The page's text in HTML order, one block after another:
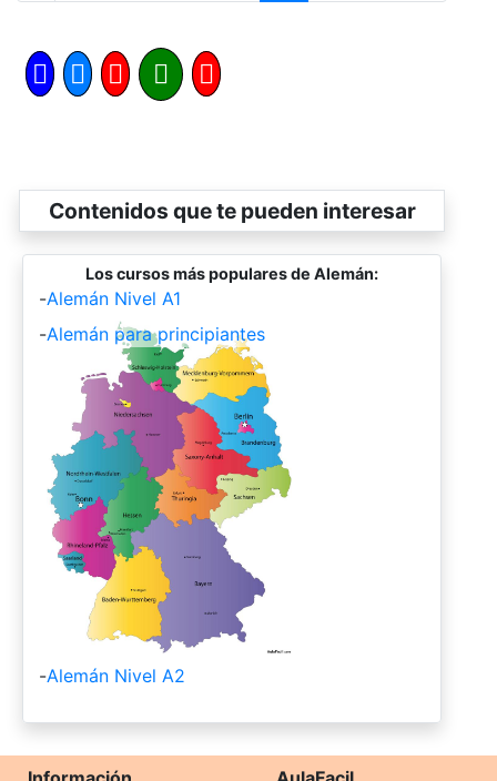
Contenidos que te pueden interesar
Los cursos más populares de Alemán:
-Alemán Nivel A1
-Alemán para principiantes
-Alemán Nivel A2